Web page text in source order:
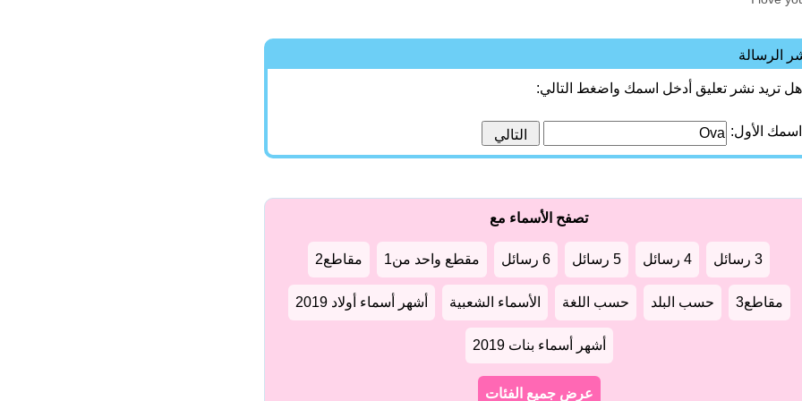
الرسالة
هل تريد نشر تعليق أدخل اسمك واضغط التالي:
اسمك الأول:
تصفح الأسماء مع
3 رسائل 4 رسائل 5 رسائل 6 رسائل مقطع واحد من1 مقاطع2
مقاطع3 حسب البلد حسب اللغة الأسماء الشعبية أشهر أسماء أولاد 2019
أشهر أسماء بنات 2019
عرض جميع الفئات